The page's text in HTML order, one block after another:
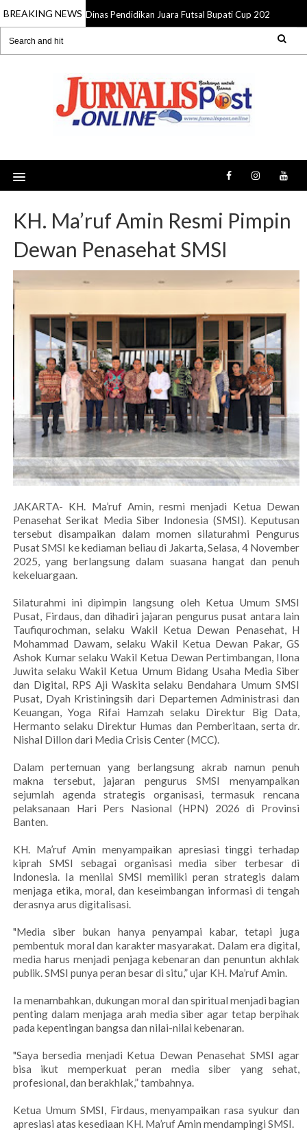
BREAKING NEWS
05 Aug 2026 Dinas Pendidikan Juara Futsal Bupati Cup 2026,
KH. Ma’ruf Amin Resmi Pimpin
Dewan Penasehat SMSI
JAKARTA- KH. Ma’ruf Amin, resmi menjadi Ketua Dewan
Penasehat Serikat Media Siber Indonesia (SMSI). Keputusan
tersebut disampaikan dalam momen silaturahmi Pengurus
Pusat SMSI ke kediaman beliau di Jakarta, Selasa, 4 November
2025, yang berlangsung dalam suasana hangat dan penuh
kekeluargaan.
Silaturahmi ini dipimpin langsung oleh Ketua Umum SMSI
Pusat, Firdaus, dan dihadiri jajaran pengurus pusat antara lain
Taufiqurochman, selaku Wakil Ketua Dewan Penasehat, H
Mohammad Dawam, selaku Wakil Ketua Dewan Pakar, GS
Ashok Kumar selaku Wakil Ketua Dewan Pertimbangan, Ilona
Juwita selaku Wakil Ketua Umum Bidang Usaha Media Siber
dan Digital, RPS Aji Waskita selaku Bendahara Umum SMSI
Pusat, Dyah Kristiningsih dari Departemen Administrasi dan
Keuangan, Yoga Rifai Hamzah selaku Direktur Big Data,
Hermanto selaku Direktur Humas dan Pemberitaan, serta dr.
Nishal Dillon dari Media Crisis Center (MCC).
Dalam pertemuan yang berlangsung akrab namun penuh
makna tersebut, jajaran pengurus SMSI menyampaikan
sejumlah agenda strategis organisasi, termasuk rencana
pelaksanaan Hari Pers Nasional (HPN) 2026 di Provinsi
Banten.
KH. Ma’ruf Amin menyampaikan apresiasi tinggi terhadap
kiprah SMSI sebagai organisasi media siber terbesar di
Indonesia. Ia menilai SMSI memiliki peran strategis dalam
menjaga etika, moral, dan keseimbangan informasi di tengah
derasnya arus digitalisasi.
"Media siber bukan hanya penyampai kabar, tetapi juga
pembentuk moral dan karakter masyarakat. Dalam era digital,
media harus menjadi penjaga kebenaran dan penuntun akhlak
publik. SMSI punya peran besar di situ,” ujar KH. Ma’ruf Amin.
Ia menambahkan, dukungan moral dan spiritual menjadi bagian
penting dalam menjaga arah media siber agar tetap berpihak
pada kepentingan bangsa dan nilai-nilai kebenaran.
"Saya bersedia menjadi Ketua Dewan Penasehat SMSI agar
bisa ikut memperkuat peran media siber yang sehat,
profesional, dan berakhlak,” tambahnya.
Ketua Umum SMSI, Firdaus, menyampaikan rasa syukur dan
apresiasi atas kesediaan KH. Ma’ruf Amin mendampingi SMSI.